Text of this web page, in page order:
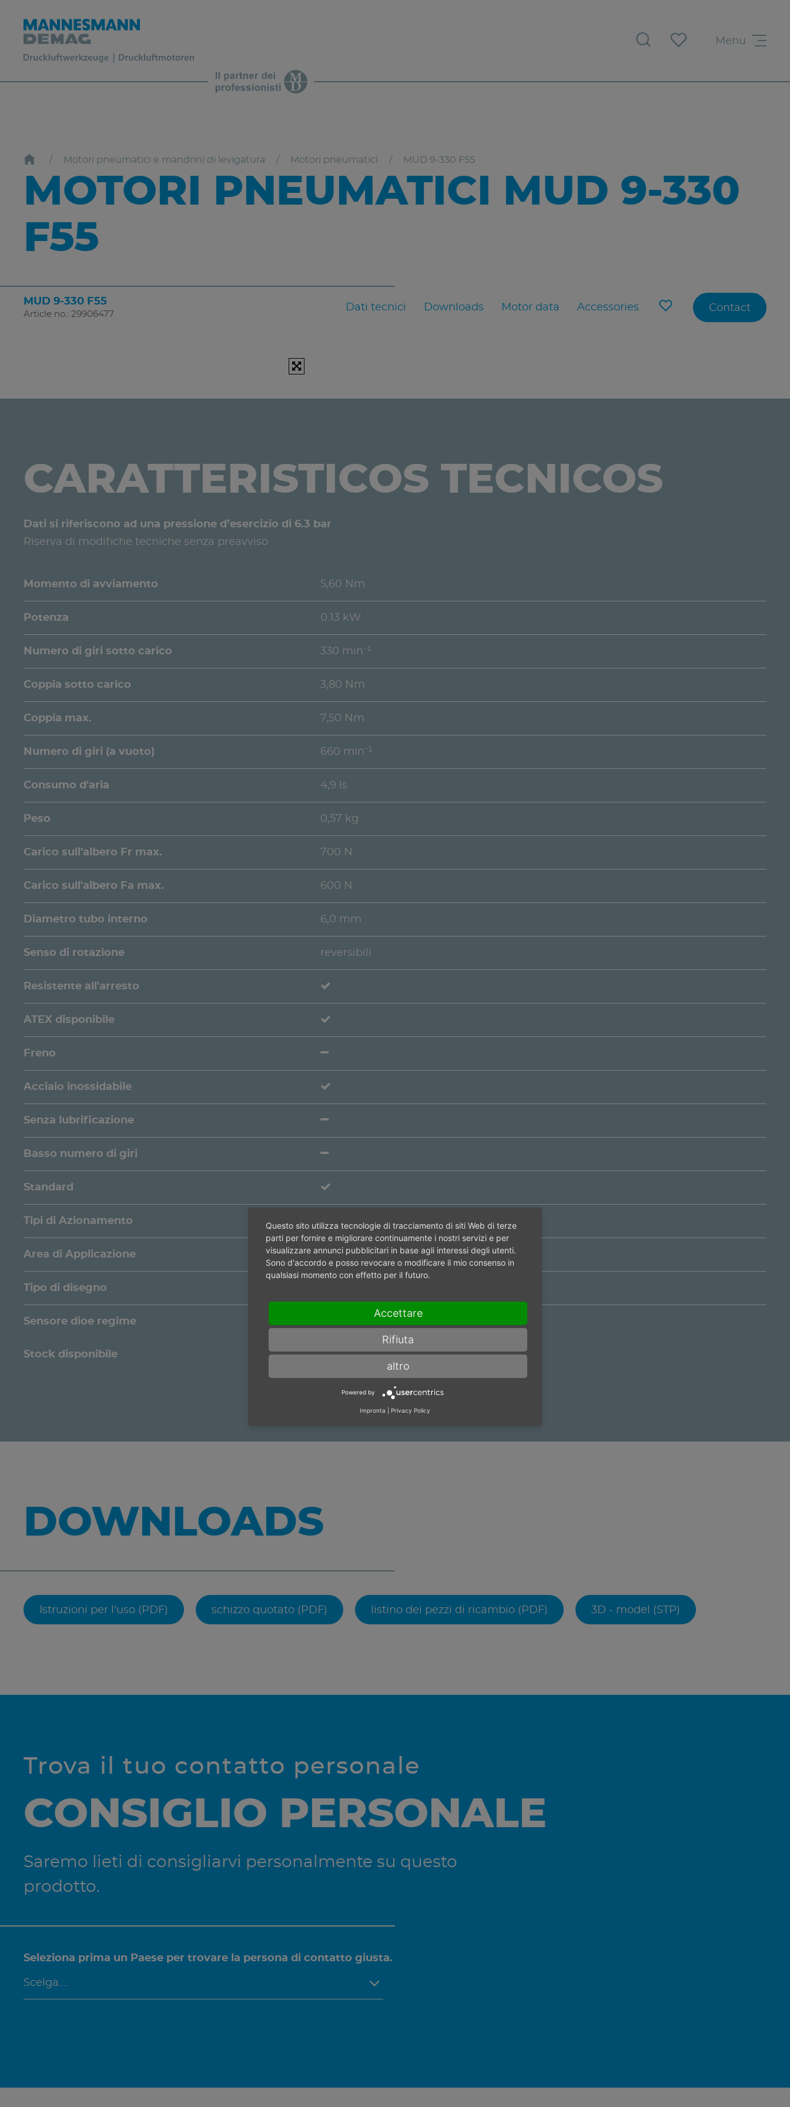
Menu
Motori pneumatici e mandrini di levigatura Motori pneumatici MUD 9-330 F55
MOTORI PNEUMATICI MUD 9-330
F55
MUD 9-330 F55
Article no.: 29906477
Dati tecnici Downloads Motor data Accessories Contact
CARATTERISTICOS TECNICOS
Dati si riferiscono ad una pressione d’esercizio di 6.3 bar
Riserva di modifiche tecniche senza preavviso
Momento di avviamento 5,60 Nm
Potenza 0.13 kW
Numero di giri sotto carico 330 min⁻¹
Coppia sotto carico 3,80 Nm
Coppia max. 7,50 Nm
Numero di giri (a vuoto) 660 min⁻¹
Consumo d'aria 4,9 ls
Peso 0,57 kg
Carico sull'albero Fr max. 700 N
Carico sull'albero Fa max. 600 N
Diametro tubo interno 6,0 mm
Senso di rotazione reversibili
Resistente all'arresto
ATEX disponibile
Freno
Acciaio inossidabile
Senza lubrificazione
Basso numero di giri
Standard
Tipi di Azionamento Cilindro
Area di Applicazione Standard
Tipo di disegno
Sensore dioe regime
Stock disponibile Non in magazzino
DOWNLOADS
Istruzioni per l'uso (PDF) schizzo quotato (PDF) listino dei pezzi di ricambio (PDF) 3D - model (STP)
Trova il tuo contatto personale
CONSIGLIO PERSONALE
Saremo lieti di consigliarvi personalmente su questo
prodotto.
Seleziona prima un Paese per trovare la persona di contatto giusta.
Questo sito utilizza tecnologie di tracciamento di siti Web di terze
parti per fornire e migliorare continuamente i nostri servizi e per
visualizzare annunci pubblicitari in base agli interessi degli utenti.
Sono d'accordo e posso revocare o modificare il mio consenso in
qualsiasi momento con effetto per il futuro.
Accettare
Rifiuta
altro
Powered by
Impronta Privacy Policy